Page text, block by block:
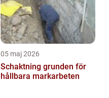
05 maj 2026
Schaktning grunden för
hållbara markarbeten